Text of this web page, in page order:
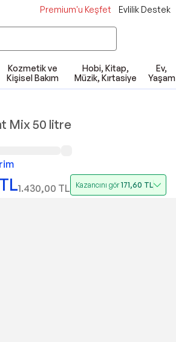
Premium'u Keşfet Evlilik Destek
Kozmetik ve
Kişisel Bakım
Hobi, Kitap,
Müzik, Kırtasiye
Ev,
Yaşam
Mix 50 litre
1.430,00 TL Kazancını gör171,60 TL